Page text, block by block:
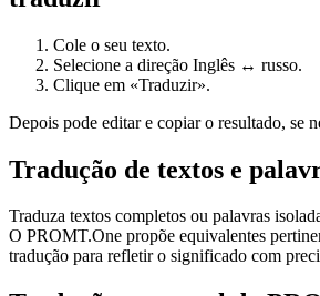
Cole o seu texto.
Selecione a direção Inglês ↔ russo.
Clique em «Traduzir».
Depois pode editar e copiar o resultado, se
Tradução de textos e
Traduza textos completos ou palavras
O PROMT.One propõe equivalentes
tradução para refletir o significado com